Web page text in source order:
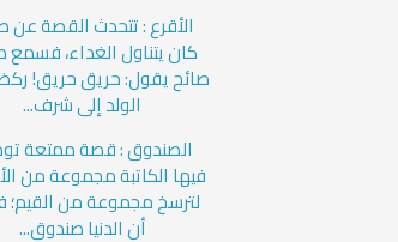
الأقرع : تتحدث القصة
كان يتناول الغداء،
صائح يقول: حريق حريق!
الولد إلى شرف...
الصندوق : قصة ممتعة
فيها الكاتبة مجموعة من
لترسخ مجموعة من القيم؛
أن الدنيا صندوق...